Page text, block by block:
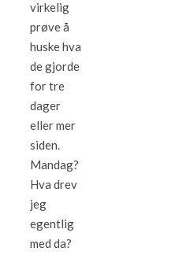
virkelig
prøve å
huske hva
de gjorde
for tre
dager
eller mer
siden.
Mandag?
Hva drev
jeg
egentlig
med da?